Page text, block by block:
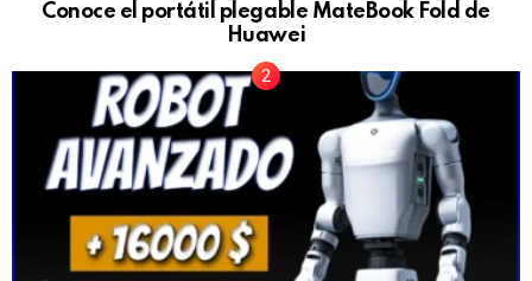
Conoce el portátil plegable MateBook Fold de
Huawei